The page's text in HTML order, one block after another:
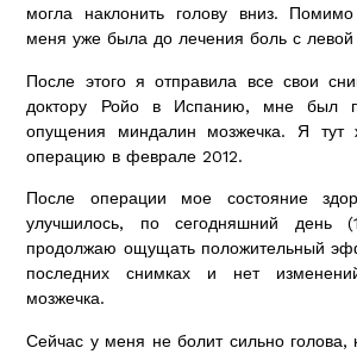
могла наклонить голову вниз.
меня уже была до лечения боль с
После этого я отправила все свои
доктору Ройо в Испанию, мне был
опущения миндалин мозжечка. Я тут
операцию в феврале 2012.
После операции мое состояние
улучшилось, по сегодняшний день
продолжаю ощущать положительный
последних снимках и нет
мозжечка.
Сейчас у меня не болит сильно